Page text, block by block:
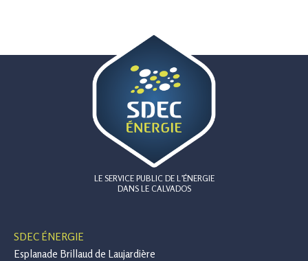
LE SERVICE PUBLIC DE L’ÉNERGIE
DANS LE CALVADOS
SDEC ÉNERGIE
Esplanade Brillaud de Laujardière